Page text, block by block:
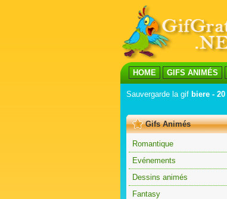
HOME GIFS ANIMÉS
Sauvergarde la gif biere - 20
Gifs Animés
Romantique
Evénements
Dessins animés
Fantasy